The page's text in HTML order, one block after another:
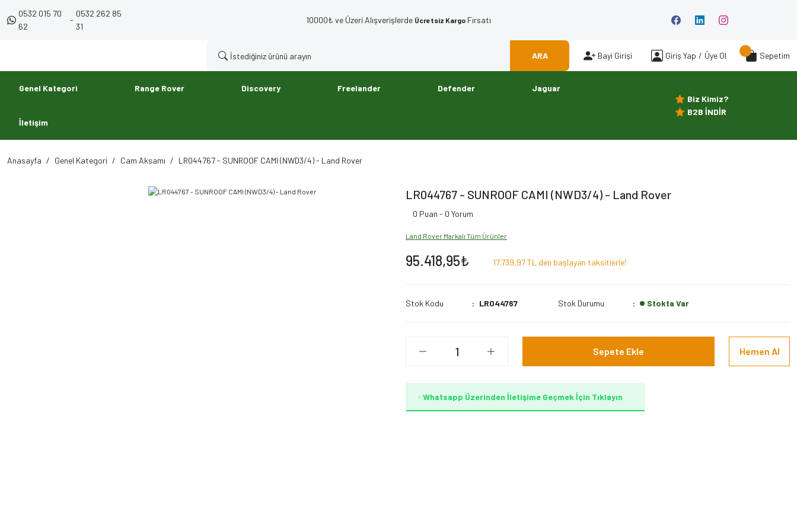
0532 015 70
62
-
0532 262 85
31
10000₺ ve Üzeri Alışverişlerde Ücretsiz Kargo Fırsatı
ARA Bayi Girişi Giriş Yap / Üye Ol Sepetim
Genel Kategori Range Rover Discovery Freelander Defender Jaguar
İletişim
Biz Kimiz?
B2B İNDİR
Anasayfa Genel Kategori Cam Aksamı LR044767 - SUNROOF CAMI (NWD3/4) - Land Rover
LR044767 - SUNROOF CAMI (NWD3/4) - Land Rover
0 Puan - 0 Yorum
Land Rover Markalı Tüm Ürünler
95.418,95₺ 17.739,97 TL den başlayan taksitlerle!
Stok Kodu LR044767 Stok Durumu Stokta Var
Sepete Ekle Hemen Al
Whatsapp Üzerinden İletişime Geçmek İçin Tıklayın